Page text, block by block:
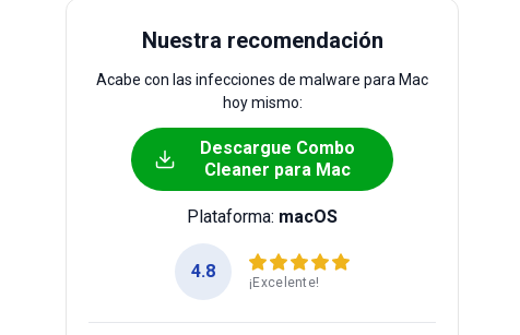
Nuestra recomendación
Acabe con las infecciones de malware para Mac
hoy mismo:
Descargue Combo
Cleaner para Mac
Plataforma: macOS
4.8
¡Excelente!